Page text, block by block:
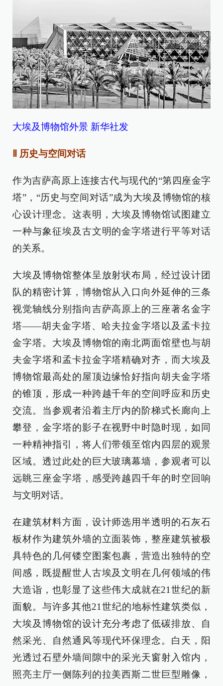
大埃及博物馆外景 新华社发
Ⅱ 历史与空间对话
作为吉萨高原上连接古代与现代的“第四座金字
塔”，“历史与空间对话”成为大埃及博物馆的核
心设计理念。这表明，大埃及博物馆试图建立
一种与象征埃及古文明的金字塔进行平等对话
的关系。
大埃及博物馆整体呈放射状布局，经过设计团
队的精密计算，博物馆从入口向外延伸的三条
视觉轴线分别指向吉萨高原上的三座著名金字
塔——胡夫金字塔、哈夫拉金字塔以及孟卡拉
金字塔。大埃及博物馆的南北两面馆壁也与胡
夫金字塔和孟卡拉金字塔精确对齐，而大埃及
博物馆最高处的屋顶边缘恰好指向胡夫金字塔
的锥顶，形成一种跨越千年的空间呼应和历史
交流。当参观者沿着主厅内的阶梯式长廊向上
攀登，金字塔的影子在视野中时隐时现，如同
一种精神指引，将人们带领至馆内四层的观景
区域。透过此处的巨大玻璃幕墙，参观者可以
远眺三座金字塔，感受跨越四千年的时空回响
与文明对话。
在建筑材料方面，设计师选用半透明的石灰石
板材作为建筑外墙的立面装饰，整座建筑被极
具特色的几何镂空图案包裹，营造出独特的空
间感，既提醒世人古埃及文明在几何领域的伟
大造诣，也彰显了这些伟大成就在21世纪的新
面貌。与许多其他21世纪的地标性建筑类似，
大埃及博物馆的设计充分考虑了低碳排放、自
然采光、自然通风等现代环保理念。白天，阳
光透过石壁外墙间隙中的采光天窗射入馆内，
照亮主厅一侧陈列的拉美西斯二世巨型雕像，